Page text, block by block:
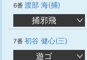
6番 渡部 海(捕)
捕邪飛
7番 初谷 健心(三)
遊ゴ